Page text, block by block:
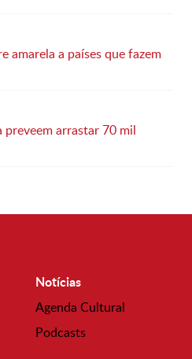
amarela a países que fazem
preveem arrastar 70 mil
Notícias
Agenda Cultural
Podcasts